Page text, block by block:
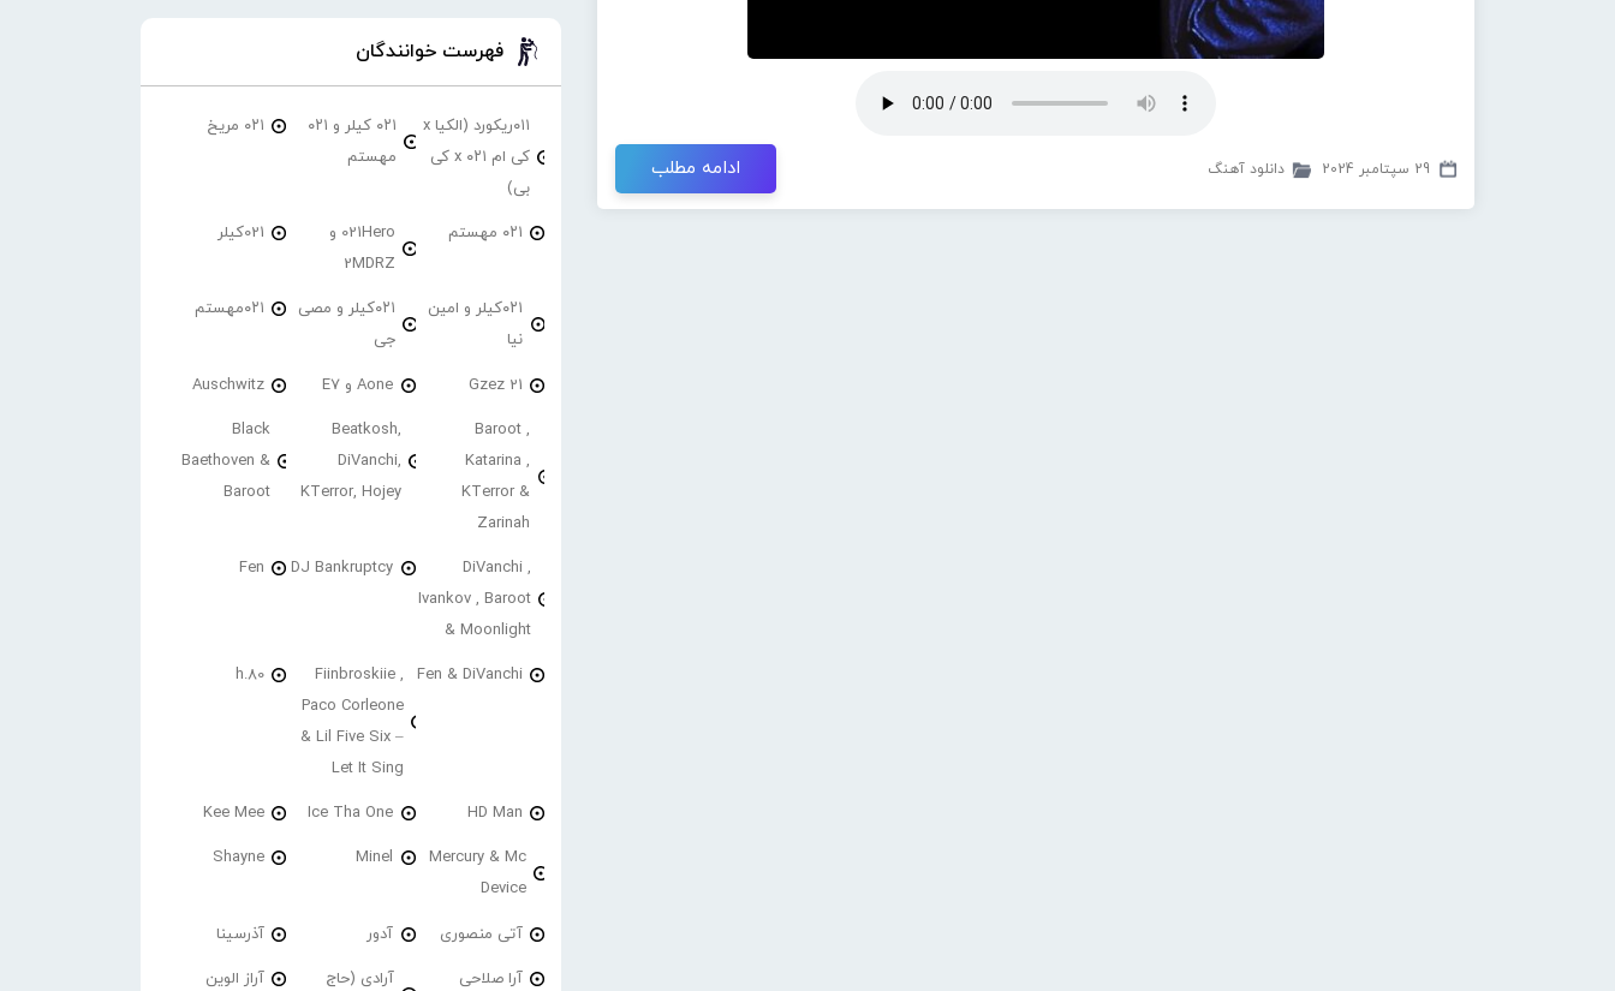
29 سپتامبر 2024 دانلود آهنگ ادامه مطلب
فهرست خوانندگان
۰۱۱ریکورد (الکیا x
کی ام ۰۲۱ x کی
بی)
۰۲۱ کیلر و ۰۲۱
مهستم
۰۲۱ مریخ
۰۲۱ مهستم
021Hero و
2MDRZ
021کیلر
۰۲۱کیلر و امین
نیا
۰۲۱کیلر و مصی
جی
۰۲۱مهستم
21 Gzez Aone و E7 Auschwitz
Baroot ,
Katarina ,
KTerror &
Zarinah
Beatkosh,
DiVanchi,
KTerror, Hojey
Black
Baethoven &
Baroot
DiVanchi ,
Ivankov , Baroot
& Moonlight
DJ Bankruptcy
Fen
Fen & DiVanchi
Fiinbroskiie ,
Paco Corleone
& Lil Five Six –
Let It Sing
h.80
HD Man
Ice Tha One
Kee Mee
Mercury & Mc
Device
Minel
Shayne
آتی منصوری آدور آذرسینا
آرا صلاحی
آرادی (حاج
آراز الوین